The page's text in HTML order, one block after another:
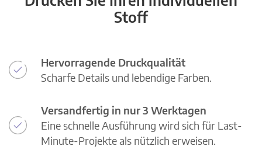
Stoff
Hervorragende Druckqualität
Scharfe Details und lebendige Farben.
Versandfertig in nur 3 Werktagen
Eine schnelle Ausführung wird sich für Last-
Minute-Projekte als nützlich erweisen.